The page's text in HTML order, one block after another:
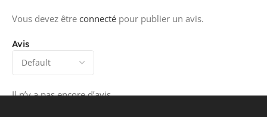
Avis
Il n’y a pas encore d’avis.
Vous devez être connecté pour publier un avis.